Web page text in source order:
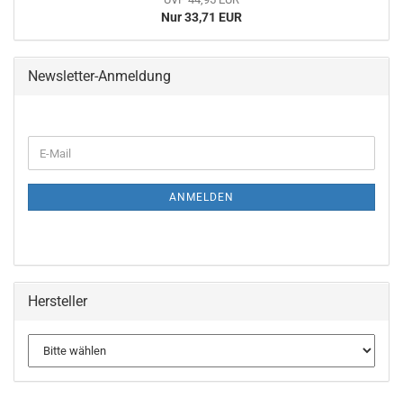
Nur 33,71 EUR
Newsletter-Anmeldung
ZUR
E-
Mail
ANMELDEN
Hersteller